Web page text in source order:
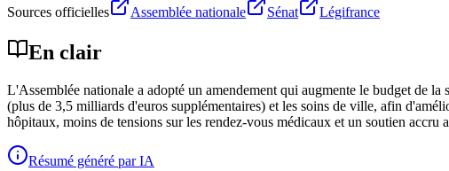
Sources officielles Assemblée nationale Sénat Légifrance
En clair
L'Assemblée nationale a adopté un amendement qui augmente le budget de
(plus de 3,5 milliards d'euros supplémentaires) et les soins de ville, afin
hôpitaux, moins de tensions sur les rendez-vous médicaux et un soutien accru
Résumé généré par IA